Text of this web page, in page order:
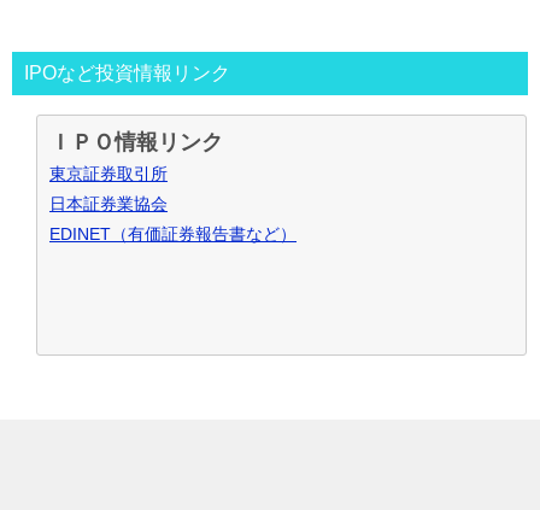
投資の王道は手堅くｺﾂｺﾂ長期間、実践して利益を積上げて行
く事と気付く。
IPO投資で毎年50万円ずつ増やす目標。
～2016年目標を大きく上回り500万円の大損分を取り戻す
事が出来た。
2017年～資金も順調に増えたのでIPO投資資金を500万円
で残りの資金でIPOｾｶﾝﾀﾞﾘｰ･ﾛﾎﾞｱﾄﾞﾊﾞｲｻﾞｰ･ｿｰｼｬﾙﾚﾝﾃﾞｨﾝｸﾞ･暴
IPOなど投資情報リンク
ＩＰＯ情報リンク
東京証券取引所
日本証券業協会
EDINET（有価証券報告書など）